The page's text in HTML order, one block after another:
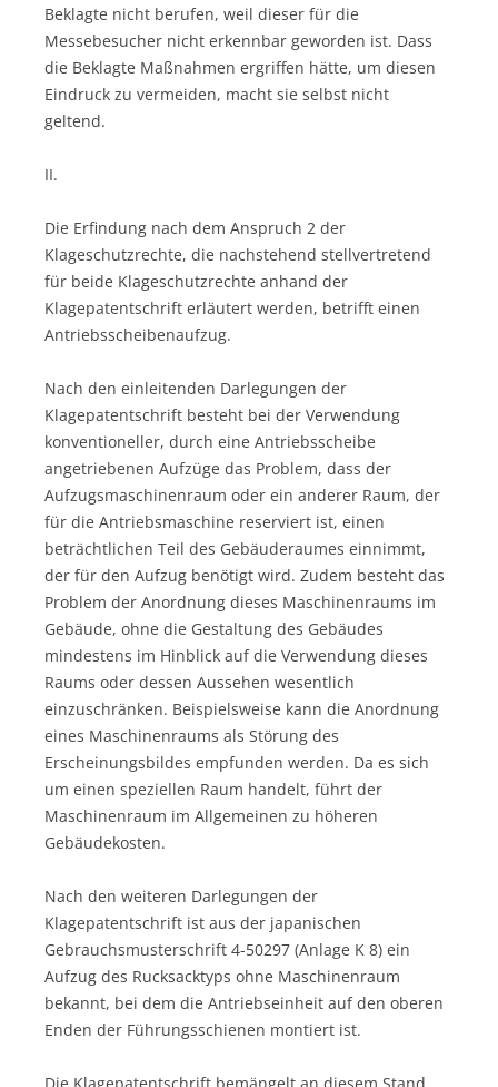
Beklagte nicht berufen, weil dieser für die
Messebesucher nicht erkennbar geworden ist. Dass
die Beklagte Maßnahmen ergriffen hätte, um diesen
Eindruck zu vermeiden, macht sie selbst nicht
geltend.
II.
Die Erfindung nach dem Anspruch 2 der
Klageschutzrechte, die nachstehend stellvertretend
für beide Klageschutzrechte anhand der
Klagepatentschrift erläutert werden, betrifft einen
Antriebsscheibenaufzug.
Nach den einleitenden Darlegungen der
Klagepatentschrift besteht bei der Verwendung
konventioneller, durch eine Antriebsscheibe
angetriebenen Aufzüge das Problem, dass der
Aufzugsmaschinenraum oder ein anderer Raum, der
für die Antriebsmaschine reserviert ist, einen
beträchtlichen Teil des Gebäuderaumes einnimmt,
der für den Aufzug benötigt wird. Zudem besteht das
Problem der Anordnung dieses Maschinenraums im
Gebäude, ohne die Gestaltung des Gebäudes
mindestens im Hinblick auf die Verwendung dieses
Raums oder dessen Aussehen wesentlich
einzuschränken. Beispielsweise kann die Anordnung
eines Maschinenraums als Störung des
Erscheinungsbildes empfunden werden. Da es sich
um einen speziellen Raum handelt, führt der
Maschinenraum im Allgemeinen zu höheren
Gebäudekosten.
Nach den weiteren Darlegungen der
Klagepatentschrift ist aus der japanischen
Gebrauchsmusterschrift 4-50297 (Anlage K 8) ein
Aufzug des Rucksacktyps ohne Maschinenraum
bekannt, bei dem die Antriebseinheit auf den oberen
Enden der Führungsschienen montiert ist.
Die Klagepatentschrift bemängelt an diesem Stand